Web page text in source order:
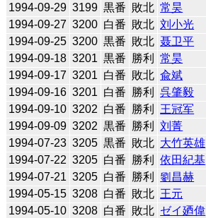
1994-09-29 3199 黒番 敗北 常昊
1994-09-27 3200 白番 敗北 刘小光
1994-09-25 3200 黒番 敗北 聂卫平
1994-09-18 3201 黒番 勝利 常昊
1994-09-17 3201 白番 敗北 兪斌
1994-09-16 3201 白番 勝利 呉肇毅
1994-09-10 3202 白番 勝利 王冠军
1994-09-09 3202 黒番 勝利 刘菁
1994-07-23 3205 黒番 敗北 大竹英雄
1994-07-22 3205 白番 勝利 依田紀基
1994-07-21 3205 白番 勝利 劉昌赫
1994-05-15 3208 白番 敗北 王元
1994-05-10 3208 白番 敗北 ゼイ廼偉